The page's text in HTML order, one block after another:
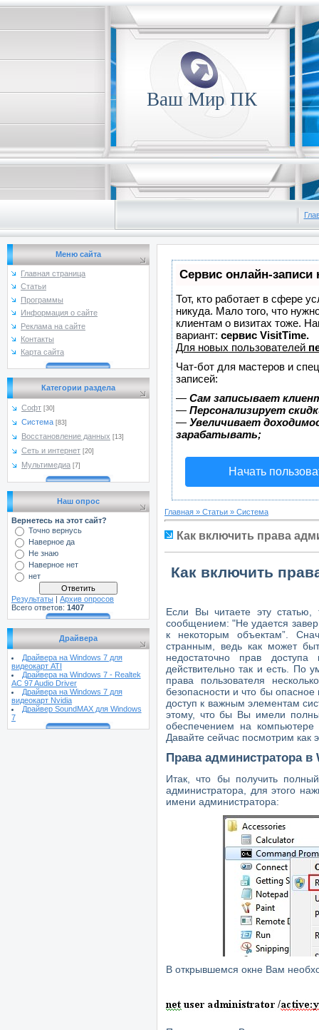
Ваш Мир ПК
Меню сайта
Главная страница
Статьи
Программы
Информация о сайте
Реклама на сайте
Контакты
Карта сайта
Категории раздела
Софт [30]
Система [83]
Восстановление данных [13]
Сеть и интернет [20]
Мультимедиа [7]
Наш опрос
Вернетесь на этот сайт?
Точно вернусь
Наверное да
Не знаю
Наверное нет
нет
Результаты | Архив опросов
Всего ответов: 1407
Драйвера
Драйвера на Windows 7 для
видеокарт ATI
Драйвера на Windows 7 - Realtek
AC 97 Audio Driver
Драйвера на Windows 7 для
видеокарт Nvidia
Драйвер SoundMAX для Windows
7
Сервис онлайн-записи
Тот, кто работает в сфере
никуда. Мало того, что
клиентам о визитах тоже.
вариант: сервис VisitTime.
Для новых пользователей
Чат-бот для мастеров и
записей:
— Сам записывает
— Персонализирует
— Увеличивает
зарабатывать;
Начать
Главная » Статьи » Система
Как включить права
Как включить
Если Вы читаете эту
сообщением: "Не удается
к некоторым объектам”.
странным, ведь как может
недостаточно прав
действительно так и есть. По
права пользователя
безопасности и что бы
доступ к важным элементам
этому, что бы Вы имели
обеспечением на
Давайте сейчас посмотрим как
Права администратора в
Итак, что бы получить
администратора, для этого
имени администратора:
В открывшемся окне Вам